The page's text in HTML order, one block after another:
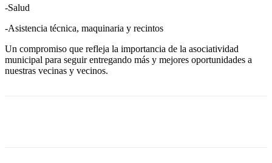
-Salud
-Asistencia técnica, maquinaria y recintos
Un compromiso que refleja la importancia de la asociatividad
municipal para seguir entregando más y mejores oportunidades a
nuestras vecinas y vecinos.